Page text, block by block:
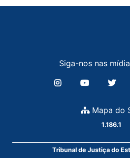
Siga-nos nas
Mapa do
1.186.1
Tribunal de Justiça do